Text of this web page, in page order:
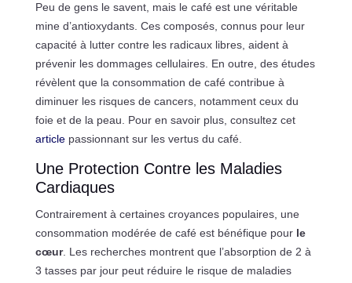
Peu de gens le savent, mais le café est une véritable
mine d’antioxydants. Ces composés, connus pour leur
capacité à lutter contre les radicaux libres, aident à
prévenir les dommages cellulaires. En outre, des études
révèlent que la consommation de café contribue à
diminuer les risques de cancers, notamment ceux du
foie et de la peau. Pour en savoir plus, consultez cet
articlepassionnant sur les vertus du café.
Une Protection Contre les Maladies
Cardiaques
Contrairement à certaines croyances populaires, une
consommation modérée de café est bénéfique pour le
cœur. Les recherches montrent que l’absorption de 2 à
3 tasses par jour peut réduire le risque de maladies